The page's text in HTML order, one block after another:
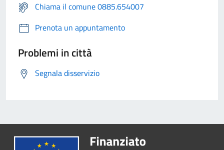
Chiama il comune 0885.654007
Prenota un appuntamento
Problemi in città
Segnala disservizio